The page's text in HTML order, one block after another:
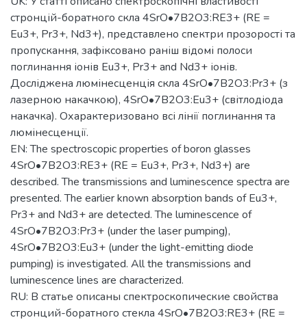
стронцій-боратного скла 4SrO•7B2O3:RE3+ (RE =
Eu3+, Pr3+, Nd3+), представлено спектри прозорості та
пропускання, зафіксовано раніш відомі полоси
поглинання іонів Eu3+, Pr3+ and Nd3+ іонів.
Досліджена люмінесценція скла 4SrO•7B2O3:Pr3+ (з
лазерною накачкою), 4SrO•7B2O3:Eu3+ (світлодіода
накачка). Охарактеризовано всі лінії поглинання та
люмінесценції.
EN: The spectroscopic properties of boron glasses
4SrO•7B2O3:RE3+ (RE = Eu3+, Pr3+, Nd3+) are
described. The transmissions and luminescence spectra are
presented. The earlier known absorption bands of Eu3+,
Pr3+ and Nd3+ are detected. The luminescence of
4SrO•7B2O3:Pr3+ (under the laser pumping),
4SrO•7B2O3:Eu3+ (under the light-emitting diode
pumping) is investigated. All the transmissions and
luminescence lines are characterized.
RU: В статье описаны спектроскопические свойства
стронций-боратного стекла 4SrO•7B2O3:RE3+ (RE =